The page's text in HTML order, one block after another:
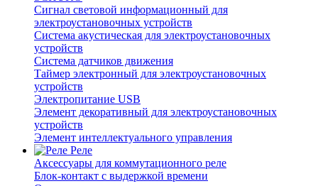
Сигнал световой информационный для
электроустановочных устройств
Система акустическая для электроустановочных
устройств
Система датчиков движения
Таймер электронный для электроустановочных
устройств
Электропитание USB
Элемент декоративный для электроустановочных
устройств
Элемент интеллектуального управления
Реле
Аксессуары для коммутационного реле
Блок-контакт с выдержкой времени